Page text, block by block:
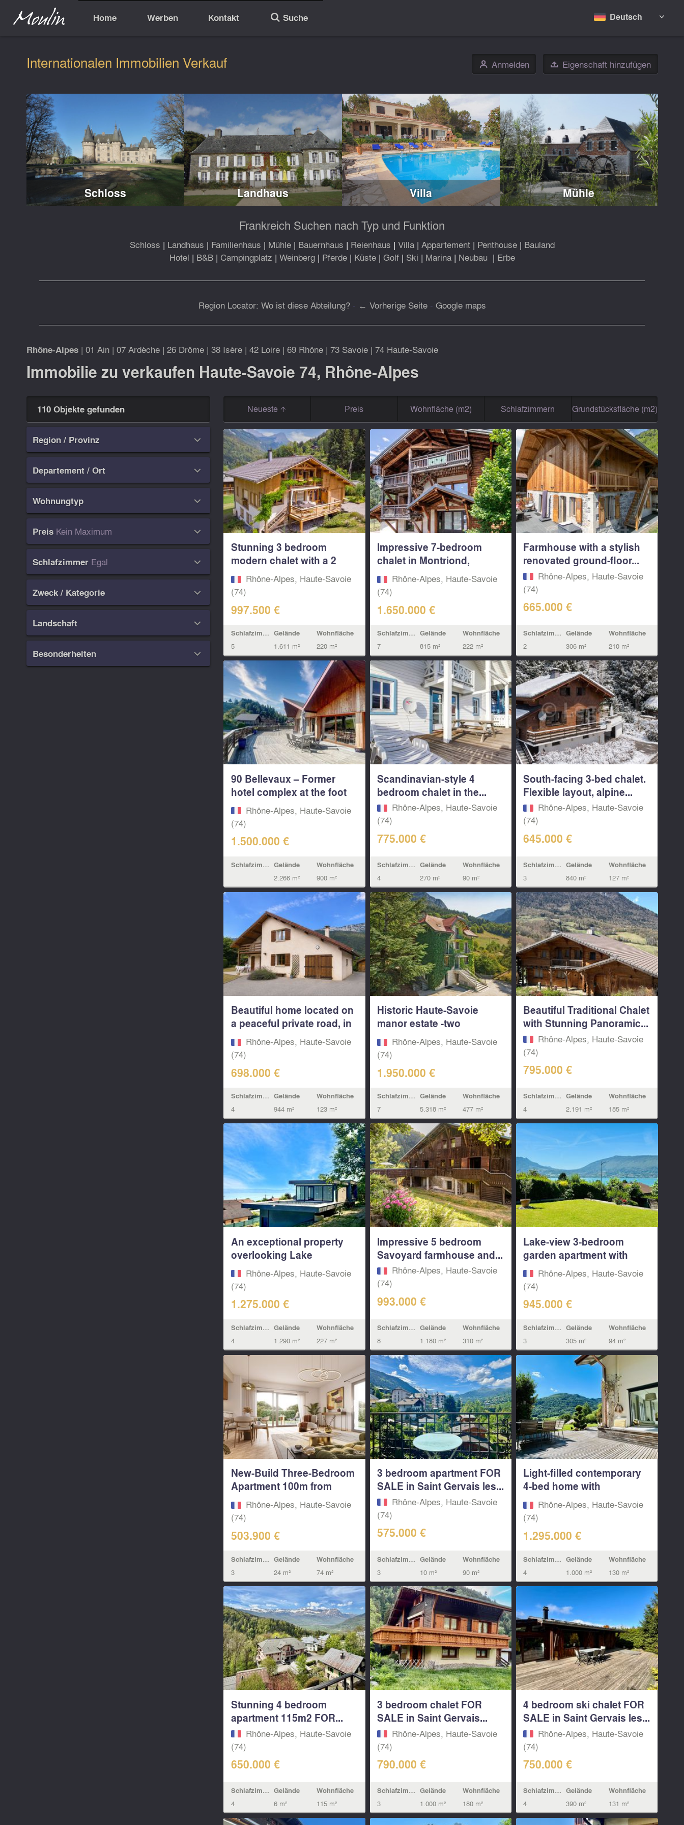
Home Werben Kontakt 🔎 Suche Deutsch 
Internationalen Immobilien Verkauf 👤 Anmelden  Eigenschaft hinzufügen
Schloss Landhaus Villa Mühle
Frankreich Suchen nach Typ und Funktion
Schloss | Landhaus | Familienhaus | Mühle| Bauernhaus | Reienhaus | Villa| Appartement| Penthouse| Bauland
Hotel | B&B| Campingplatz | Weinberg| Pferde| Küste| Golf| Ski | Marina| Neubau | Erbe
Region Locator: Wo ist diese Abteilung?- ← Vorherige Seite- Google maps
Rhône-Alpes| 01 Ain| 07 Ardèche| 26 Drôme| 38 Isère| 42 Loire| 69 Rhône| 73 Savoie| 74 Haute-Savoie
Immobilie zu verkaufen Haute-Savoie 74, Rhône-Alpes
110 Objekte gefunden
Region / Provinz 
Departement / Ort 
Wohnungtyp 
Preis Kein Maximum 
Schlafzimmer Egal 
Zweck / Kategorie 
Landschaft 
Besonderheiten 
Neueste Preis Wohnfläche (m2) Schlafzimmern Grundstücksfläche (m2)
Stunning 3 bedroom
modern chalet with a 2
bedroom...
Rhône-Alpes, Haute-Savoie
(74)
997.500 €
Schlafzimmern
5
Gelände
1.611 m²
Wohnfläche
220 m²
Impressive 7-bedroom
chalet in Montriond,
Portes...Rhône-Alpes, Haute-Savoie
(74)
1.650.000 €
Schlafzimmern
7
Gelände
815 m²
Wohnfläche
222 m²
Farmhouse with a stylish
renovated ground-floor...
Rhône-Alpes, Haute-Savoie
(74)
665.000 €
Schlafzimmern
2
Gelände
306 m²
Wohnfläche
210 m²
90 Bellevaux – Former
hotel complex at the foot
of the...Rhône-Alpes, Haute-Savoie
(74)
1.500.000 €
Schlafzimmern Gelände
2.266 m²
Wohnfläche
900 m²
Scandinavian-style 4
bedroom chalet in the...
Rhône-Alpes, Haute-Savoie
(74)
775.000 €
Schlafzimmern
4
Gelände
270 m²
Wohnfläche
90 m²
South-facing 3-bed chalet.
Flexible layout, alpine...
Rhône-Alpes, Haute-Savoie
(74)
645.000 €
Schlafzimmern
3
Gelände
840 m²
Wohnfläche
127 m²
Beautiful home located on
a peaceful private road, in
a... Rhône-Alpes, Haute-Savoie
(74)
698.000 €
Schlafzimmern
4
Gelände
944 m²
Wohnfläche
123 m²
Historic Haute-Savoie
manor estate -two
residences...
Rhône-Alpes, Haute-Savoie
(74)
1.950.000 €
Schlafzimmern
7
Gelände
5.318 m²
Wohnfläche
477 m²
Beautiful Traditional Chalet
with Stunning Panoramic...
Rhône-Alpes, Haute-Savoie
(74)
795.000 €
Schlafzimmern
4
Gelände
2.191 m²
Wohnfläche
185 m²
An exceptional property
overlooking Lake
Geneva:...
Rhône-Alpes, Haute-Savoie
(74)
1.275.000 €
Schlafzimmern
4
Gelände
1.290 m²
Wohnfläche
227 m²
Impressive 5 bedroom
Savoyard farmhouse and...
Rhône-Alpes, Haute-Savoie
(74)
993.000 €
Schlafzimmern
8
Gelände
1.180 m²
Wohnfläche
310 m²
Lake-view 3-bedroom
garden apartment with
305...Rhône-Alpes, Haute-Savoie
(74)
945.000 €
Schlafzimmern
3
Gelände
305 m²
Wohnfläche
94 m²
New-Build Three-Bedroom
Apartment 100m from
Lake...Rhône-Alpes, Haute-Savoie
(74)
503.900 €
Schlafzimmern
3
Gelände
24 m²
Wohnfläche
74 m²
3 bedroom apartment FOR
SALE in Saint Gervais les...
Rhône-Alpes, Haute-Savoie
(74)
575.000 €
Schlafzimmern
3
Gelände
10 m²
Wohnfläche
90 m²
Light-filled contemporary
4-bed home with
mountain...
Rhône-Alpes, Haute-Savoie
(74)
1.295.000 €
Schlafzimmern
4
Gelände
1.000 m²
Wohnfläche
130 m²
Stunning 4 bedroom
apartment 115m2 FOR...
Rhône-Alpes, Haute-Savoie
(74)
650.000 €
Schlafzimmern
4
Gelände
6 m²
Wohnfläche
115 m²
3 bedroom chalet FOR
SALE in Saint Gervais...
Rhône-Alpes, Haute-Savoie
(74)
790.000 €
Schlafzimmern
3
Gelände
1.000 m²
Wohnfläche
180 m²
4 bedroom ski chalet FOR
SALE in Saint Gervais les...
Rhône-Alpes, Haute-Savoie
(74)
750.000 €
Schlafzimmern
4
Gelände
390 m²
Wohnfläche
131 m²